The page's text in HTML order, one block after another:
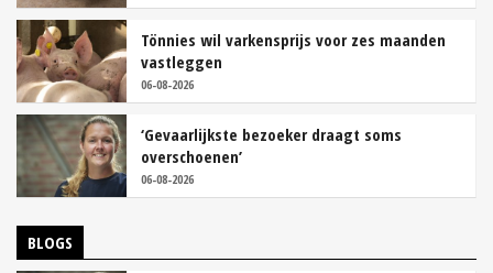
Tönnies wil varkensprijs voor zes maanden
vastleggen
06-08-2026
‘Gevaarlijkste bezoeker draagt soms
overschoenen’
06-08-2026
BLOGS